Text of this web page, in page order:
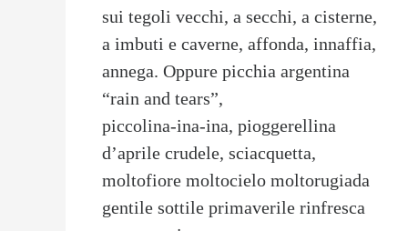
sui tegoli vecchi, a secchi, a cisterne,
a imbuti e caverne, affonda, innaffia,
annega. Oppure picchia argentina
“rain and tears”,
piccolina-ina-ina, pioggerellina
d’aprile crudele, sciacquetta,
moltofiore moltocielo moltorugiada
gentile sottile primaverile rinfresca